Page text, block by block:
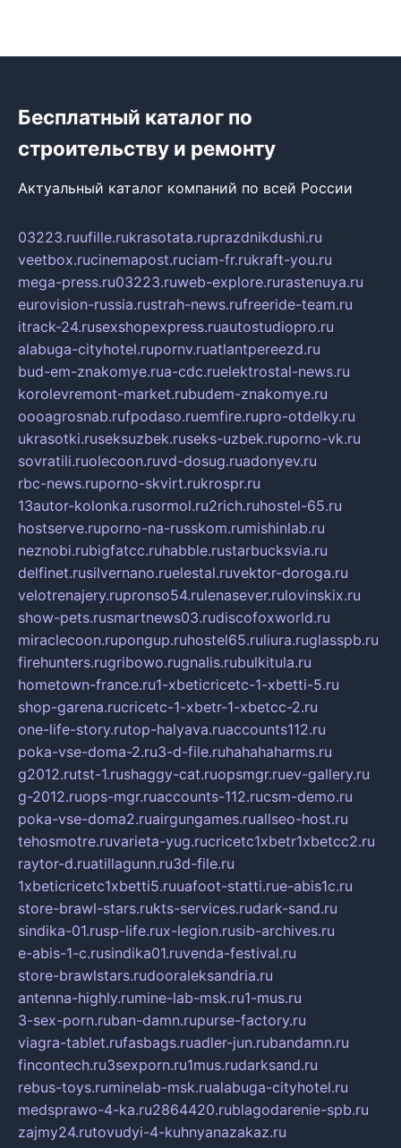
Бесплатный каталог по
строительству и ремонту
Актуальный каталог компаний по всей России
03223.ruufille.rukrasotata.ruprazdnikdushi.ru
veetbox.rucinemapost.ruciam-fr.rukraft-you.ru
mega-press.ru03223.ruweb-explore.rurastenuya.ru
eurovision-russia.rustrah-news.rufreeride-team.ru
itrack-24.rusexshopexpress.ruautostudiopro.ru
alabuga-cityhotel.rupornv.ruatlantpereezd.ru
bud-em-znakomye.rua-cdc.ruelektrostal-news.ru
korolevremont-market.rubudem-znakomye.ru
oooagrosnab.rufpodaso.ruemfire.rupro-otdelky.ru
ukrasotki.ruseksuzbek.ruseks-uzbek.ruporno-vk.ru
sovratili.ruolecoon.ruvd-dosug.ruadonyev.ru
rbc-news.ruporno-skvirt.rukrospr.ru
13autor-kolonka.rusormol.ru2rich.ruhostel-65.ru
hostserve.ruporno-na-russkom.rumishinlab.ru
neznobi.rubigfatcc.ruhabble.rustarbucksvia.ru
delfinet.rusilvernano.ruelestal.ruvektor-doroga.ru
velotrenajery.rupronso54.rulenasever.rulovinskix.ru
show-pets.rusmartnews03.rudiscofoxworld.ru
miraclecoon.rupongup.ruhostel65.ruliura.ruglasspb.ru
firehunters.rugribowo.rugnalis.rubulkitula.ru
hometown-france.ru1-xbeticricetc-1-xbetti-5.ru
shop-garena.rucricetc-1-xbetr-1-xbetcc-2.ru
one-life-story.rutop-halyava.ruaccounts112.ru
poka-vse-doma-2.ru3-d-file.ruhahahaharms.ru
g2012.rutst-1.rushaggy-cat.ruopsmgr.ruev-gallery.ru
g-2012.ruops-mgr.ruaccounts-112.rucsm-demo.ru
poka-vse-doma2.ruairgungames.ruallseo-host.ru
tehosmotre.ruvarieta-yug.rucricetc1xbetr1xbetcc2.ru
raytor-d.ruatillagunn.ru3d-file.ru
1xbeticricetc1xbetti5.ruuafoot-statti.rue-abis1c.ru
store-brawl-stars.rukts-services.rudark-sand.ru
sindika-01.rusp-life.rux-legion.rusib-archives.ru
e-abis-1-c.rusindika01.ruvenda-festival.ru
store-brawlstars.rudooraleksandria.ru
antenna-highly.rumine-lab-msk.ru1-mus.ru
3-sex-porn.ruban-damn.rupurse-factory.ru
viagra-tablet.rufasbags.ruadler-jun.rubandamn.ru
fincontech.ru3sexporn.ru1mus.rudarksand.ru
rebus-toys.ruminelab-msk.rualabuga-cityhotel.ru
medsprawo-4-ka.ru2864420.rublagodarenie-spb.ru
zajmy24.rutovudyi-4-kuhnyanazakaz.ru